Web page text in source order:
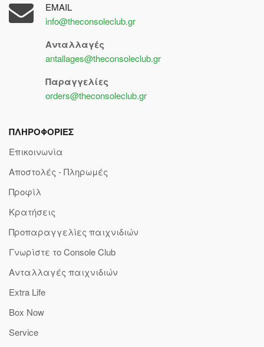
EMAIL
info@theconsoleclub.gr
Ανταλλαγές
antallages@theconsoleclub.gr
Παραγγελίες
orders@theconsoleclub.gr
ΠΛΗΡΟΦΟΡΙΕΣ
Επικοινωνία
Αποστολές - Πληρωμές
Προφίλ
Κρατήσεις
Προπαραγγελίες παιχνιδιών
Γνωρίστε το Console Club
Ανταλλαγές παιχνιδιών
Extra Life
Box Now
Service